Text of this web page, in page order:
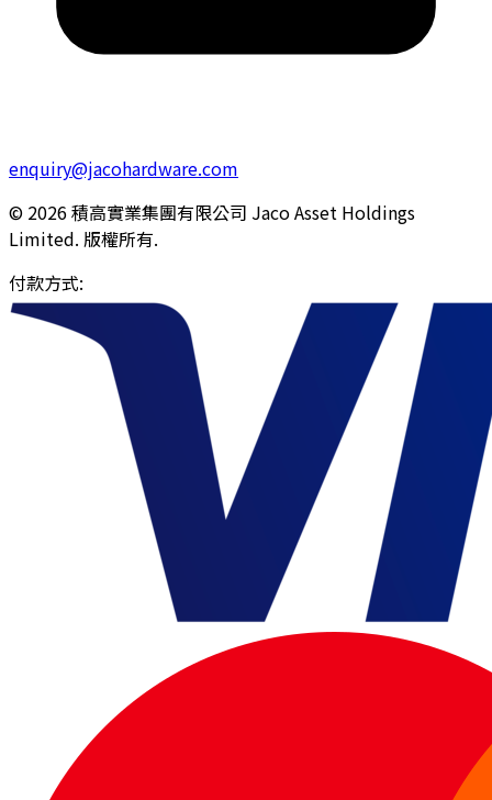
enquiry@jacohardware.com
© 2026 積高實業集團有限公司 Jaco Asset Holdings
Limited. 版權所有.
付款方式: